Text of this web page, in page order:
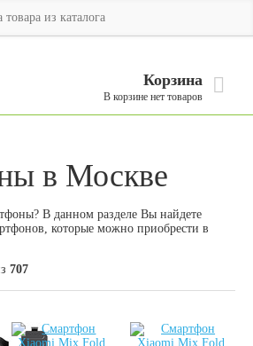
Корзина
В корзине нет товаров
в Москве
В данном разделе Вы найдете
которые можно приобрести в
707